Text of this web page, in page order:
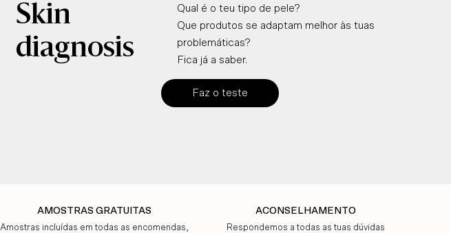
Skin
diagnosis
Qual é o teu tipo de pele?
Que produtos se adaptam melhor às tuas
problemáticas?
Fica já a saber.
Faz o teste
AMOSTRAS GRATUITAS
Amostras incluídas em todas as encomendas,
ACONSELHAMENTO
Respondemos a todas as tuas dúvidas